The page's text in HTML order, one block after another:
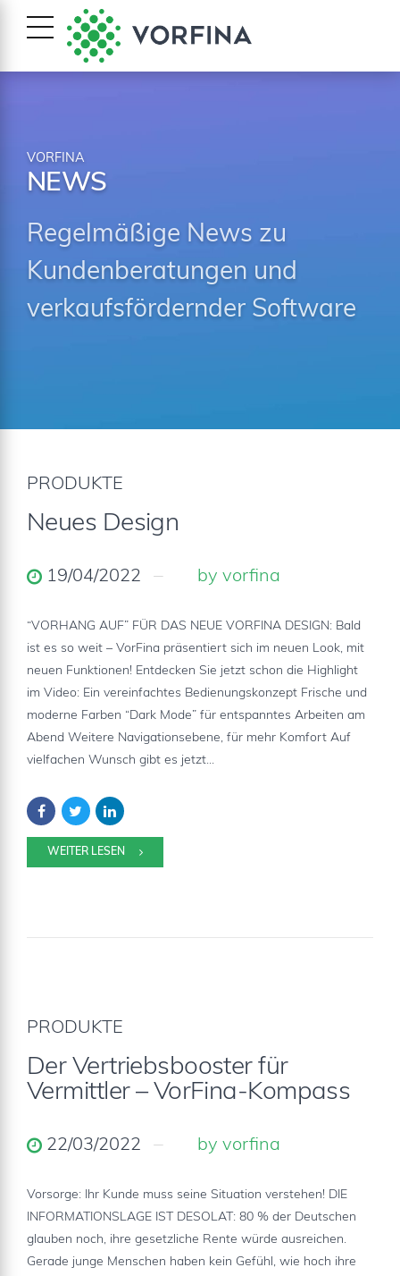
VORFINA
NEWS
Regelmäßige News zu
Kundenberatungen und
verkaufsfördernder Software
PRODUKTE
Neues Design
19/04/2022 by vorfina
“VORHANG AUF” FÜR DAS NEUE VORFINA DESIGN: Bald
ist es so weit – VorFina präsentiert sich im neuen Look, mit
neuen Funktionen! Entdecken Sie jetzt schon die Highlight
im Video: Ein vereinfachtes Bedienungskonzept Frische und
moderne Farben “Dark Mode” für entspanntes Arbeiten am
Abend Weitere Navigationsebene, für mehr Komfort Auf
vielfachen Wunsch gibt es jetzt...
WEITER LESEN
PRODUKTE
Der Vertriebsbooster für
Vermittler – VorFina-Kompass
22/03/2022 by vorfina
Vorsorge: Ihr Kunde muss seine Situation verstehen! DIE
INFORMATIONSLAGE IST DESOLAT: 80 % der Deutschen
glauben noch, ihre gesetzliche Rente würde ausreichen.
Gerade junge Menschen haben kein Gefühl, wie hoch ihre